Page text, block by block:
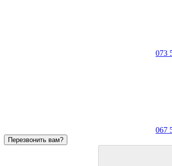
073
067
Перезвонить вам?